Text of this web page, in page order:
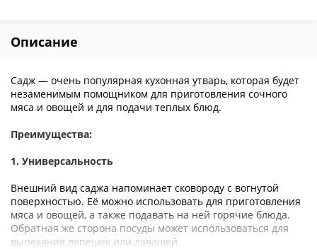
Описание
Садж — очень популярная кухонная утварь, которая будет
незаменимым помощником для приготовления сочного
мяса и овощей и для подачи теплых блюд.
Преимущества:
1. Универсальность
Внешний вид саджа напоминает сковороду с вогнутой
поверхностью. Её можно использовать для приготовления
мяса и овощей, а также подавать на ней горячие блюда.
Обратная же сторона посуды может использоваться для
выпекания лепешек или лавашей.